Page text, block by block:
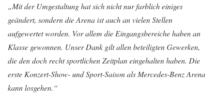
„Mit der Umgestaltung hat sich nicht nur farblich einiges
geändert, sondern die Arena ist auch an vielen Stellen
aufgewertet worden. Vor allem die Eingangsbereiche haben an
Klasse gewonnen. Unser Dank gilt allen beteiligten Gewerken,
die den doch recht sportlichen Zeitplan eingehalten haben. Die
erste Konzert-Show- und Sport-Saison als Mercedes-Benz Arena
kann losgehen.“